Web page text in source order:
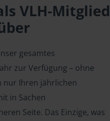
VLH-Mitglied
gesamtes
zur Verfügung – ohne
nur Ihren jährlichen
in Sachen
Seite. Das Einzige, was